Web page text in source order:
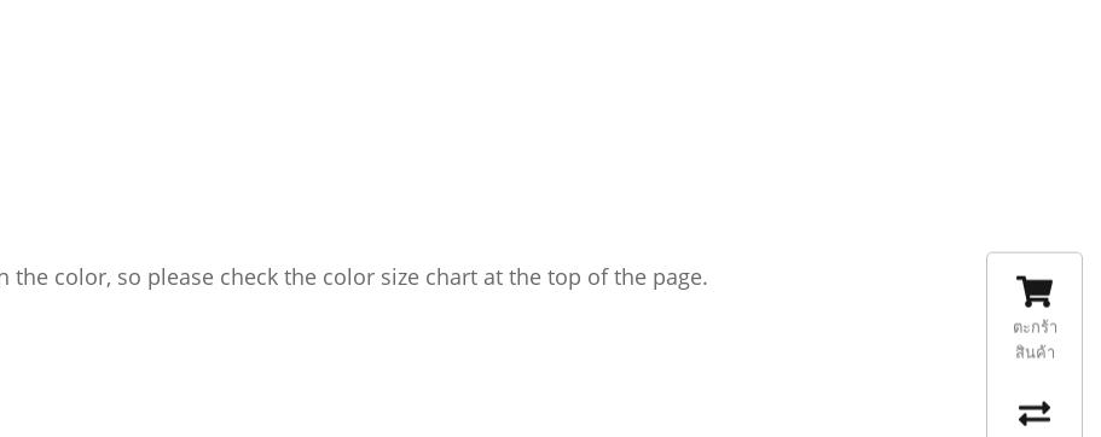
the color, so please check the color size chart at the top of the page.
ตะกร้า
สินค้า